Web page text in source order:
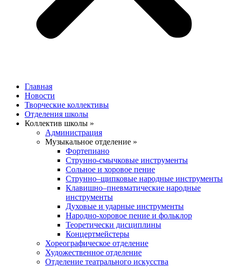
Главная
Новости
Творческие коллективы
Отделения школы
Коллектив школы »
Администрация
Музыкальное отделение »
Фортепиано
Струнно-смычковые инструменты
Сольное и хоровое пение
Струнно–щипковые народные инструменты
Клавишно–пневматические народные
инструменты
Духовые и ударные инструменты
Народно-хоровое пение и фольклор
Теоретически дисциплины
Концертмейстеры
Хореографическое отделение
Художественное отделение
Отделение театрального искусства